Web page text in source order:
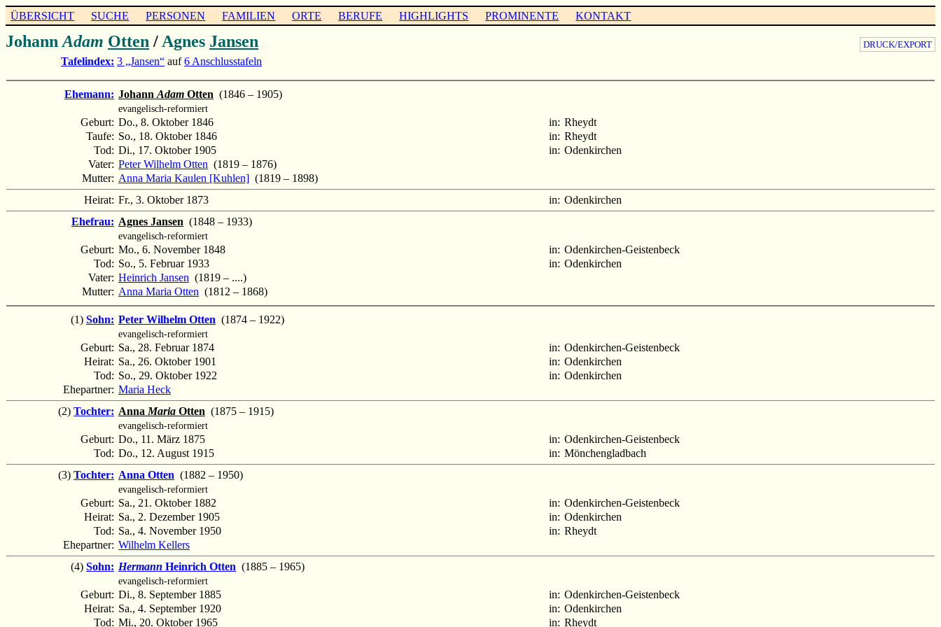
ÜBERSICHT SUCHE PERSONEN FAMILIEN ORTE BERUFE HIGHLIGHTS PROMINENTE KONTAKT
DRUCK/EXPORT
Johann Adam Otten / Agnes Jansen
Tafelindex: 3 „Jansen“ auf6 Anschlusstafeln
Ehemann: Johann Adam Otten (1846 – 1905)
evangelisch-reformiert
Geburt: Do., 8. Oktober 1846 in: Rheydt
Taufe: So., 18. Oktober 1846 in: Rheydt
Tod: Di., 17. Oktober 1905 in: Odenkirchen
Vater: Peter Wilhelm Otten (1819 – 1876)
Mutter: Anna Maria Kaulen [Kuhlen] (1819 – 1898)
Heirat: Fr., 3. Oktober 1873 in: Odenkirchen
Ehefrau: Agnes Jansen (1848 – 1933)
evangelisch-reformiert
Geburt: Mo., 6. November 1848 in: Odenkirchen-Geistenbeck
Tod: So., 5. Februar 1933 in: Odenkirchen
Vater: Heinrich Jansen (1819 – ....)
Mutter: Anna Maria Otten (1812 – 1868)
(1) Sohn: Peter Wilhelm Otten (1874 – 1922)
evangelisch-reformiert
Geburt: Sa., 28. Februar 1874 in: Odenkirchen-Geistenbeck
Heirat: Sa., 26. Oktober 1901 in: Odenkirchen
Tod: So., 29. Oktober 1922 in: Odenkirchen
Ehepartner: Maria Heck
(2) Tochter: Anna Maria Otten (1875 – 1915)
evangelisch-reformiert
Geburt: Do., 11. März 1875 in: Odenkirchen-Geistenbeck
Tod: Do., 12. August 1915 in: Mönchengladbach
(3) Tochter: Anna Otten (1882 – 1950)
evangelisch-reformiert
Geburt: Sa., 21. Oktober 1882 in: Odenkirchen-Geistenbeck
Heirat: Sa., 2. Dezember 1905 in: Odenkirchen
Tod: Sa., 4. November 1950 in: Rheydt
Ehepartner: Wilhelm Kellers
(4) Sohn: Hermann Heinrich Otten (1885 – 1965)
evangelisch-reformiert
Geburt: Di., 8. September 1885 in: Odenkirchen-Geistenbeck
Heirat: Sa., 4. September 1920 in: Odenkirchen
Tod: Mi., 20. Oktober 1965 in: Rheydt